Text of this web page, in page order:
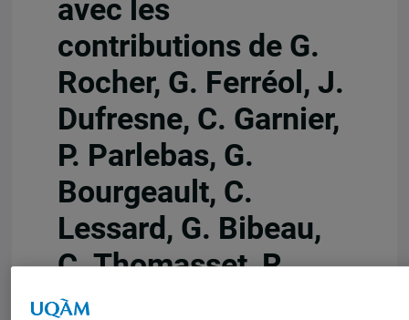
avec les
contributions de G.
Rocher, G. Ferréol, J.
Dufresne, C. Garnier,
P. Parlebas, G.
Bourgeault, C.
Lessard, G. Bibeau,
C. Thomasset, R.
Lapeyrière, D.